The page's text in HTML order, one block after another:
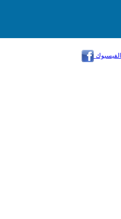
الفيسبوك